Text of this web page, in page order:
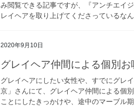
み閲覧できる記事ですが、『アンチエイ
レイヘアを取り上げてくださっているな
2020年9月10日
グレイヘア仲間による個別
グレイヘアにしたい女性や、すでにグレ
京」さんにて、グレイヘア仲間による個
ことにしたきっかけや、途中のマーブル